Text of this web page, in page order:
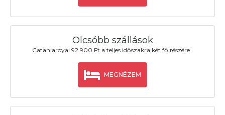
Olcsóbb szállások
Cataniaroyal 92.900 Ft a teljes időszakra két fő részére
MEGNÉZEM